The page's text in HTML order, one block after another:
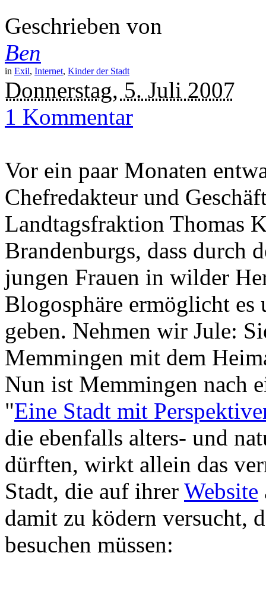
Geschrieben von
Ben
in Exil, Internet, Kinder der Stadt
Donnerstag, 5. Juli 2007
1 Kommentar
Vor ein paar Monaten
Chefredakteur und
Landtagsfraktion Thomas
Brandenburgs, dass durch
jungen Frauen in wilder
Blogosphäre ermöglicht es
geben. Nehmen wir Jule:
Memmingen mit dem
Nun ist Memmingen nach
"Eine Stadt mit
die ebenfalls alters- und
dürften, wirkt allein das
Stadt, die auf ihrer Website
damit zu ködern versucht,
besuchen müssen: